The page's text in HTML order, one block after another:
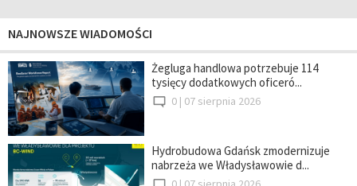
NAJNOWSZE WIADOMOŚCI
Żegluga handlowa potrzebuje 114
tysięcy dodatkowych oficeró...
0 | 07 sierpnia 2026
Hydrobudowa Gdańsk zmodernizuje
nabrzeża we Władysławowie d...